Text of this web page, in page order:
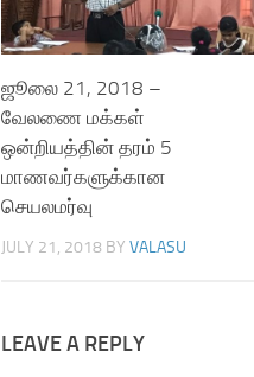
ஜூலை 21, 2018 –
வேலணை மக்கள்
ஒன்றியத்தின் தரம் 5
மாணவர்களுக்கான
செயலமர்வு
JULY 21, 2018 BY VALASU
LEAVE A REPLY